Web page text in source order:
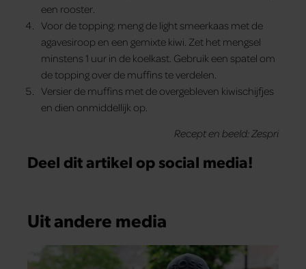
een rooster.
Voor de topping: meng de light smeerkaas met de
agavesiroop en een gemixte kiwi. Zet het mengsel
minstens 1 uur in de koelkast. Gebruik een spatel om
de topping over de muffins te verdelen.
Versier de muffins met de overgebleven kiwischijfjes
en dien onmiddellijk op.
Recept en beeld: Zespri
Deel dit artikel op social media!
Uit andere media